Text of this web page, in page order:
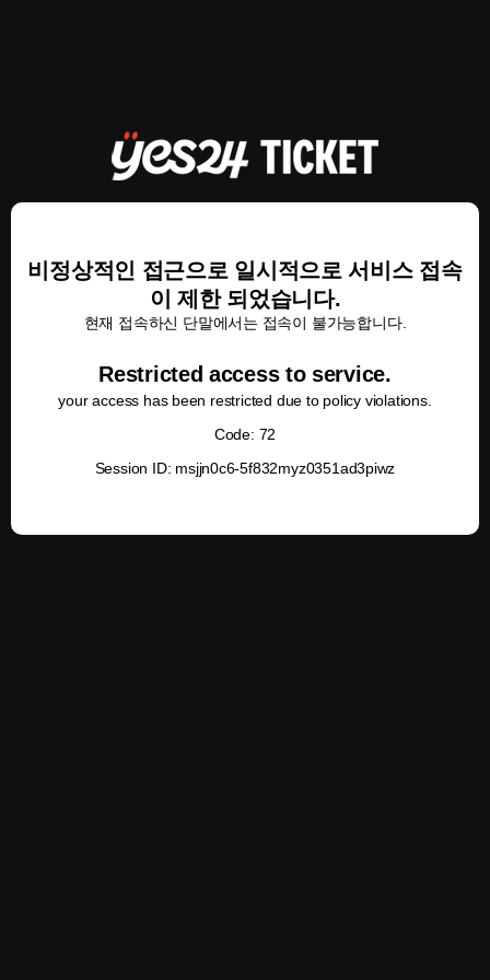
비정상적인 접근으로 일시적으로 서비스 접속
이 제한 되었습니다.
현재 접속하신 단말에서는 접속이 불가능합니다.
Restricted access to service.
your access has been restricted due to policy violations.
Code: 72
Session ID: msjjn0c6-5f832myz0351ad3piwz